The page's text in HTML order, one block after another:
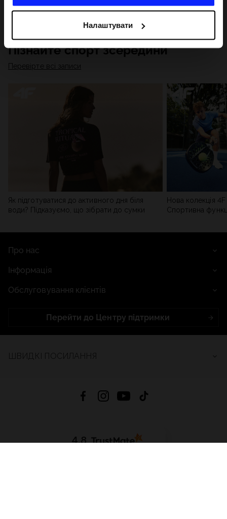
послуг.З вашої згоди ми також можемо ділитися
з метою націлювання та покращення відображення
відповідної онлайн-реклами, проведення аналітики,
відповідності вмісту та вдосконалення рішень, які
пропонують наші партнери (наприклад, соціальні
мережі). Детальну інформацію можна знайти в нашій
та в розділі «Деталі».
Налаштувати
Пізнайте спорт зсередини
Перевірте всі записи
Як підготуватися до активного дня біля
води? Підказуємо, що зібрати до сумки
Нова колекція
Спортивна
Про нас
Інформація
Обслуговування клієнтів
Перейти до Центру підтримки
4.8